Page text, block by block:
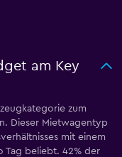
am Key
zum
Dieser Mietwagentyp
mit einem
Tag beliebt. 42% der